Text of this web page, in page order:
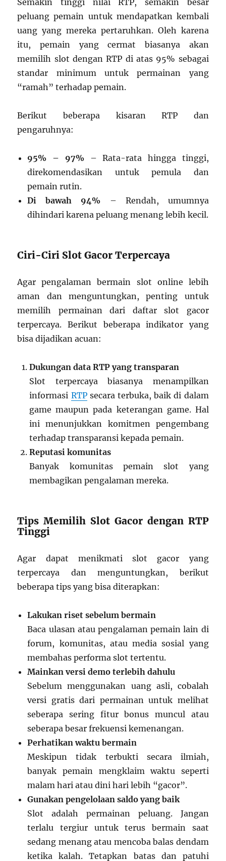
peluang pemain untuk mendapatkan kembali
uang yang mereka pertaruhkan. Oleh karena
itu, pemain yang cermat biasanya akan
memilih slot dengan RTP di atas 95% sebagai
standar minimum untuk permainan yang
“ramah” terhadap pemain.
Berikut beberapa kisaran RTP dan
pengaruhnya:
95% – 97%– Rata-rata hingga tinggi,
direkomendasikan untuk pemula dan
pemain rutin.
Di bawah 94% – Rendah, umumnya
dihindari karena peluang menang lebih kecil.
Ciri-Ciri Slot Gacor Terpercaya
Agar pengalaman bermain slot online lebih
aman dan menguntungkan, penting untuk
memilih permainan dari daftar slot gacor
terpercaya. Berikut beberapa indikator yang
bisa dijadikan acuan:
Dukungan data RTP yang transparan
Slot terpercaya biasanya menampilkan
informasi RTPsecara terbuka, baik di dalam
game maupun pada keterangan game. Hal
ini menunjukkan komitmen pengembang
terhadap transparansi kepada pemain.
Reputasi komunitas
Banyak komunitas pemain slot yang
membagikan pengalaman mereka.
Tips Memilih Slot Gacor dengan RTP
Tinggi
Agar dapat menikmati slot gacor yang
terpercaya dan menguntungkan, berikut
beberapa tips yang bisa diterapkan:
Lakukan riset sebelum bermain
Baca ulasan atau pengalaman pemain lain di
forum, komunitas, atau media sosial yang
membahas performa slot tertentu.
Mainkan versi demo terlebih dahulu
Sebelum menggunakan uang asli, cobalah
versi gratis dari permainan untuk melihat
seberapa sering fitur bonus muncul atau
seberapa besar frekuensi kemenangan.
Perhatikan waktu bermain
Meskipun tidak terbukti secara ilmiah,
banyak pemain mengklaim waktu seperti
malam hari atau dini hari lebih “gacor”.
Gunakan pengelolaan saldo yang baik
Slot adalah permainan peluang. Jangan
terlalu tergiur untuk terus bermain saat
sedang menang atau mencoba balas dendam
ketika kalah. Tetapkan batas dan patuhi